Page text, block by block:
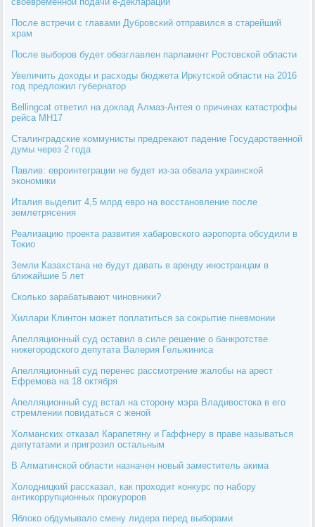
После встречи с главами Дубровский отправился в старейший
храм
После выборов будет обезглавлен парламент Ростовской области
Увеличить доходы и расходы бюджета Иркутской области на 2016
год предложил губернатор
Bellingcat ответил на доклад Алмаз-Антея о причинах катастрофы
рейса МН17
Сталинградские коммунисты предрекают падение Государственной
думы через 2 года
Павлив: евроинтеграции не будет из-за обвала украинской
экономики
Италия выделит 4,5 млрд евро на восстановление после
землетрясения
Реализацию проекта развития хабаровского аэропорта обсудили в
Токио
Земли Казахстана не будут давать в аренду иностранцам в
ближайшие 5 лет
Сколько зарабатывают чиновники?
Хиллари Клинтон может поплатиться за сокрытие пневмонии
Апелляционный суд оставил в силе решение о банкротстве
нижегородского депутата Валерия Гельжиниса
Апелляционный суд перенес рассмотрение жалобы на арест
Ефремова на 18 октября
Апелляционный суд встал на сторону мэра Владивостока в его
стремлении повидаться с женой
Холманских отказал Карапетяну и Гаффнеру в праве называться
депутатами и пригрозил остальным
В Алматинской области назначен новый заместитель акима
Холодницкий рассказал, как проходит конкурс по набору
антикоррупционных прокуроров
Яблоко обдумывало смену лидера перед выборами